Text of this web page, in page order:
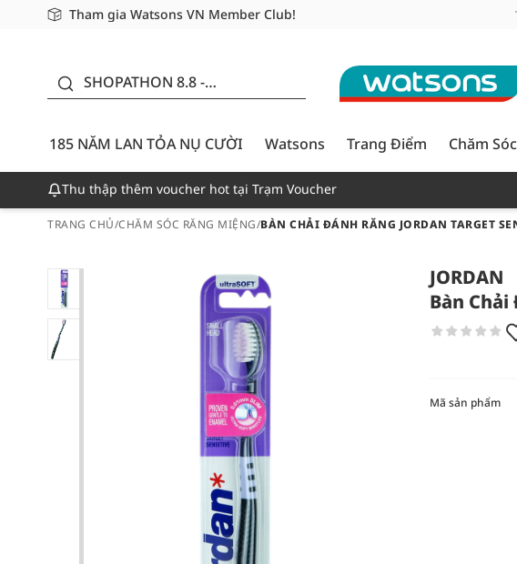
Tham gia Watsons VN Member Club!
Miễn phí giao hàng cho đơn hàng từ 249,000Đ
Giao hàng nhanh 24h - Áp dụng khu vực TP. Hồ Chí Minh
SHOPATHON 8.8 -
CƯỜI - GIẢM ĐẾN
50%
185 NĂM LAN TỎA NỤ CƯỜI
Watsons Trang Điểm Chăm
Thu thập thêm voucher hot tại Trạm Voucher
TRANG CHỦ/CHĂM SÓC RĂNG MIỆNG/BÀN CHẢI ĐÁNH RĂNG JORDAN TARGET
JORDAN
Bàn
Mã sản phẩm